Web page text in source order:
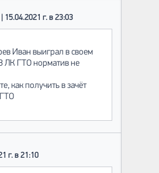
г. в 23:03
Иван выиграл в своем
ЛК ГТО норматив не
как получить в зачёт
г. в 21:10